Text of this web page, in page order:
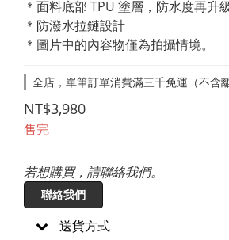
＊面料底部 TPU 塗層，防水度再升
＊防潑水拉鏈設計
＊圖片中的內容物僅為拍攝情境。
全店，單筆訂單消費滿三千免運（不含
NT$3,980
售完
若想購買，請聯絡我們。
聯絡我們
送貨方式